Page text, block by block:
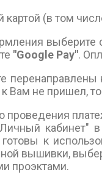
(в том
выберите
"Google Pay".
перенаправлены
Вам не пришел,
проведения
кабинет"
к
вышивки,
проэктами.